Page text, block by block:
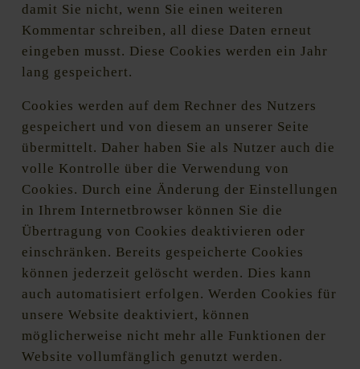
damit Sie nicht, wenn Sie einen weiteren
Kommentar schreiben, all diese Daten erneut
eingeben musst. Diese Cookies werden ein Jahr
lang gespeichert.
Cookies werden auf dem Rechner des Nutzers
gespeichert und von diesem an unserer Seite
übermittelt. Daher haben Sie als Nutzer auch die
volle Kontrolle über die Verwendung von
Cookies. Durch eine Änderung der Einstellungen
in Ihrem Internetbrowser können Sie die
Übertragung von Cookies deaktivieren oder
einschränken. Bereits gespeicherte Cookies
können jederzeit gelöscht werden. Dies kann
auch automatisiert erfolgen. Werden Cookies für
unsere Website deaktiviert, können
möglicherweise nicht mehr alle Funktionen der
Website vollumfänglich genutzt werden.